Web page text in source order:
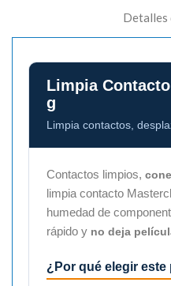
Detalles
Limpia
g
Limpia contactos,
Contactos limpios,
limpia contacto
humedad de
rápido y no deja
¿Por qué elegir